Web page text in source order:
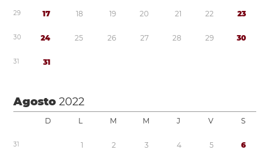
29 17 18 19 20 21 22 23
30 24 25 26 27 28 29 30
31 31
Agosto2022
D L M M J V S
31 1 2 3 4 5 6